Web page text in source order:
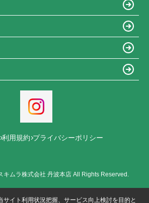
利用規約 プライバシーポリシー
キムラ株式会社 丹波本店 All Rights Reserved.
サイト利用状況把握、サービス向上検討を目的と